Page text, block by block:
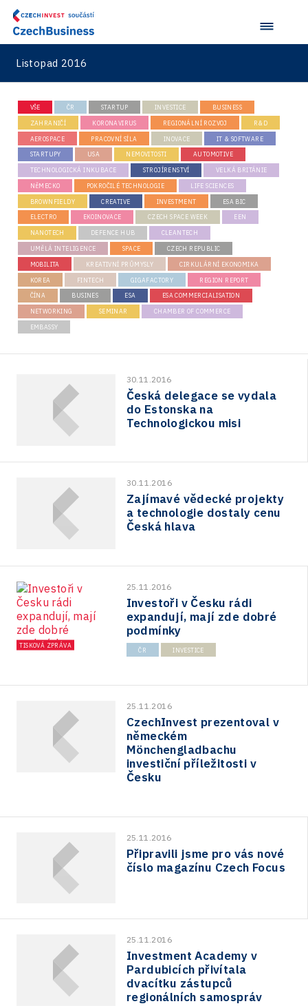
Listopad 2016
VŠE ČR STARTUP INVESTICE BUSINESS
ZAHRANIČÍ KORONAVIRUS REGIONÁLNÍ ROZVOJ R&D
AEROSPACE PRACOVNÍ SÍLA INOVACE IT & SOFTWARE
STARTUPY USA NEMOVITOSTI AUTOMOTIVE
TECHNOLOGICKÁ INKUBACE STROJÍRENSTVÍ VELKÁ BRITÁNIE
NĚMECKO POKROČILÉ TECHNOLOGIE LIFE SCIENCES
BROWNFIELDY CREATIVE INVESTMENT ESA BIC
ELECTRO EKOINOVACE CZECH SPACE WEEK EEN
NANOTECH DEFENCE HUB CLEANTECH
UMĚLÁ INTELIGENCE SPACE CZECH REPUBLIC
MOBILITA KREATIVNÍ PRŮMYSLY CIRKULÁRNÍ EKONOMIKA
KOREA FINTECH GIGAFACTORY REGION REPORT
ČÍNA BUSINES ESA ESA COMMERCIALISATION
NETWORKING SEMINAR CHAMBER OF COMMERCE
EMBASSY
30.11.2016
Česká delegace se vydala
do Estonska na
Technologickou misi
30.11.2016
Zajímavé vědecké projekty
a technologie dostaly cenu
Česká hlava
TISKOVÁ ZPRÁVA
25.11.2016
Investoři v Česku rádi
expandují, mají zde dobré
podmínky
ČR INVESTICE
25.11.2016
CzechInvest prezentoval v
německém
Mönchengladbachu
investiční příležitosti v
Česku
25.11.2016
Připravili jsme pro vás nové
číslo magazínu Czech Focus
25.11.2016
Investment Academy v
Pardubicích přivítala
dvacítku zástupců
regionálních samospráv